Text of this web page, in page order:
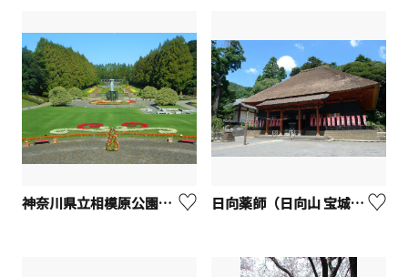
神奈川県立相模原公園【相模原市】 日向薬師（日向山 宝城坊）【伊勢原市】